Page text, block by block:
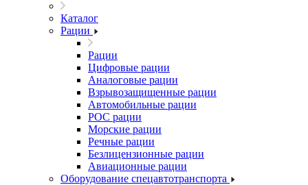
Каталог
Рации
Рации
Цифровые рации
Аналоговые рации
Взрывозащищенные рации
Автомобильные рации
POC рации
Морские рации
Речные рации
Безлицензионные рации
Авиационные рации
Оборудование спецавтотранспорта